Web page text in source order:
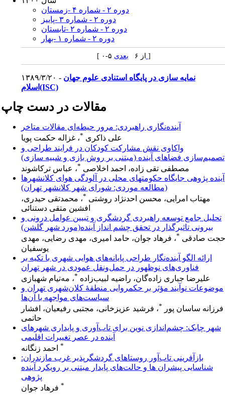
دوره ۲ - شماره ۴ -زمستان
دوره ۲ - شماره ۳ -پاییز
دوره ۲ - شماره ۲ -تابستان
دوره ۲ - شماره ۱ -بهار
[ ۰-۵ از ۶ ]
۱۳۸۹/۳/۲۰ - نمایه سازی در پایگاه استنادی علوم جهان
اسلام(ISC)
مقالات در دست چاپ
آینده‌نگاری راهبردی: مرور حیطه‌ای مقالات متاخر
علی ذاکری *، غزاله حکمت پویا
واکاوی نقش مشارکت کودکان در فرایند طراحی و
تصمیم‌سازی فضاهای آینده (مبتنی بر روش بازی و شبیه سازی)
مصطفی تقی زاده، احمد اخلاصی *، عباس ترکاشوند
آینده پژوهی جایگاه حکومتهای محلی در آلودگی هوای کلانشهرها
(مطالعه موردی: شورای شهر کلانشهر تهران)
مهتاب امرایی، محسن احدنژاد روشتی *، محمدتقی حیدری،
افشین متقی دستنائی
تحلیل جامع توسعه راهبردی گردشگری و تبیین عوامل درونی و
بیرونی تاثیرگذار در تحقق چشم انداز آینده(مورد شهر گلشن)
حجت صادقی *، فرهاد جوان، حامد امیری، مهدی رضایی، مهدی
یوسفیان
ارائه الگو آینده‌نگار طراحی پایانه‌های هوایی شهری با تکیه بر
فناوری‌های نوظهور در حمل‌ونقل عمودی در شهر تهران
علیرضا جباری زاده‌گان، راضیه لبیب‌زاده *، مه‌تیام شهبازی
موضوعات نوآیند مؤثر بر حکمروایی منطقۀ کلان‌شهری تهران و
سیاست‌های مواجهه با آن‌ها
فرزانه ساسان پور
*، فرشید عزیزخانی، مجتبی رفیعیان، افشار
حاتمی
شهر چابک: چشم‌اندازی نوین برای تاب‌آوری و پایداری شهرهای
آینده در عصر تغییرات اقلیمی
*
بازآفرینی تاب‌آور روستاهای گردشگرپذیر غرب مازندران:
شناسایی پیشران ها و حالت‌های پایدار مبتنی بر رویکرد آینده
پژوهی
*